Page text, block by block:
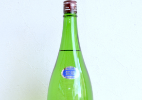
中国・四国地方